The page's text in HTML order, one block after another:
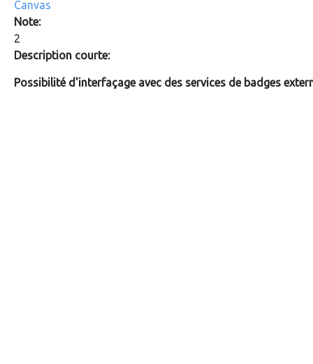
Canvas
Note:
2
Description courte:
Possibilité d'interfaçage avec des services de badges